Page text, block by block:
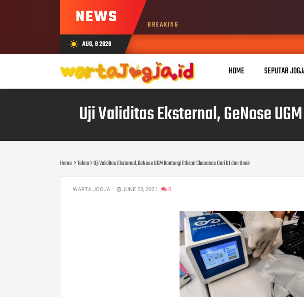
NEWS BREAKING
wb_sunny AUG, 8 2026
HOME SEPUTAR
Uji Validitas Eksternal, GeNose
Home Tekno Uji Validitas Eksternal, GeNose UGM Kantongi Ethical Clearance Dari UI dan Unair
WARTA JOGJA JUNE 23, 2021 0